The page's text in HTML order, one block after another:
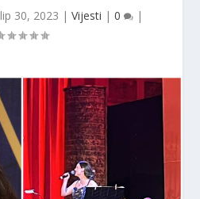
lip 30, 2023 | Vijesti | 0 |